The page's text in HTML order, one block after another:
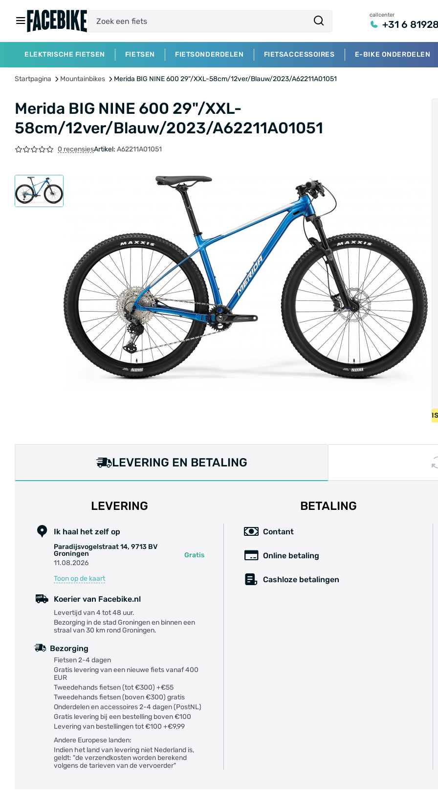
callcenter
+31 6
ELEKTRISCHE FIETSEN FIETSEN FIETSONDERDELEN FIETSACCESSOIRES E-BIKE ONDERDELEN
Startpagina Mountainbikes Merida BIG NINE 600 29"/XXL-58cm/12ver/Blauw/2023/A62211A01051
Merida BIG NINE 600 29"/XXL-
58cm/12ver/Blauw/2023/A62211A01051
0 recensiesArtikel: A62211A01051
• GRATIS VERZENDING OP NIEUW FIETSEN VANAF 400 EUR • GEBRUIKT FIETSEN 55
LEVERING EN BETALING
LEVERING
Ik haal het zelf op
Paradijsvogelstraat 14, 9713 BV
Groningen
11.08.2026
Gratis
Toon op de kaart
Koerier van Facebike.nl
Levertijd van 4 tot 48 uur.
Bezorging in de stad Groningen en binnen een
straal van 30 km rond Groningen.
Bezorging
Fietsen 2-4 dagen
Gratis levering van een nieuwe fiets vanaf 400
EUR
Tweedehands fietsen (tot €300) +€55
Tweedehands fietsen (boven €300) gratis
Onderdelen en accessoires 2-4 dagen (PostNL)
Gratis levering bij een bestelling boven €100
Levering van bestellingen tot €100 +€9,99
Andere Europese landen:
Indien het land van levering niet Nederland is,
geldt: "de verzendkosten worden berekend
volgens de tarieven van de vervoerder"
BETALING
Contant
Online betaling
Cashloze betalingen